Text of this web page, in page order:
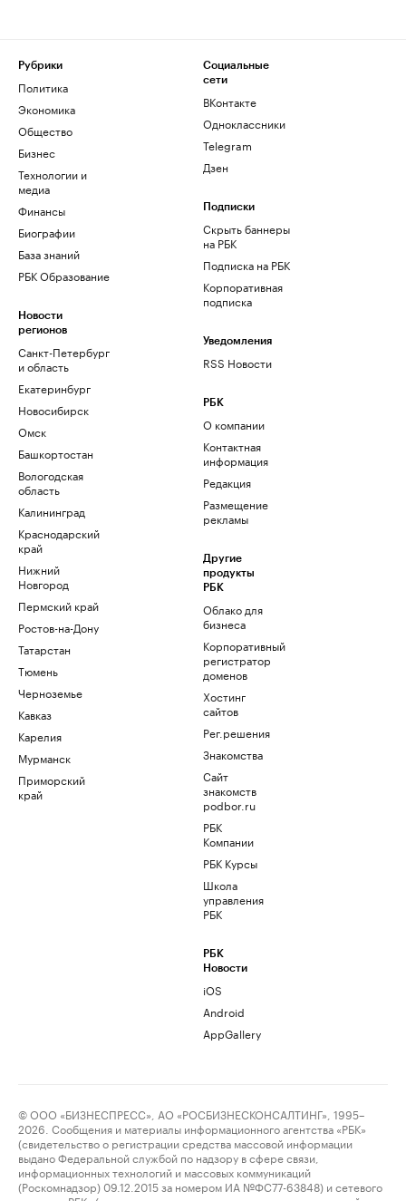
Рубрики
Политика
Экономика
Общество
Бизнес
Технологии и
медиа
Финансы
Биографии
База знаний
РБК Образование
Новости
регионов
Санкт-Петербург
и область
Екатеринбург
Новосибирск
Омск
Башкортостан
Вологодская
область
Калининград
Краснодарский
край
Нижний
Новгород
Пермский край
Ростов-на-Дону
Татарстан
Тюмень
Черноземье
Кавказ
Карелия
Мурманск
Приморский
край
Социальные
сети
ВКонтакте
Одноклассники
Telegram
Дзен
Подписки
Скрыть баннеры
на РБК
Подписка на РБК
Корпоративная
подписка
Уведомления
RSS Новости
РБК
О компании
Контактная
информация
Редакция
Размещение
рекламы
Другие
продукты
РБК
Облако для
бизнеса
Корпоративный
регистратор
доменов
Хостинг
сайтов
Рег.решения
Знакомства
Сайт
знакомств
podbor.ru
РБК
Компании
РБК Курсы
Школа
управления
РБК
РБК
Новости
iOS
Android
AppGallery
© ООО «БИЗНЕСПРЕСС», АО «РОСБИЗНЕСКОНСАЛТИНГ», 1995–
2026. Сообщения и материалы информационного агентства «РБК»
(свидетельство о регистрации средства массовой информации
выдано Федеральной службой по надзору в сфере связи,
информационных технологий и массовых коммуникаций
(Роскомнадзор) 09.12.2015 за номером ИА №ФС77-63848) и сетевого